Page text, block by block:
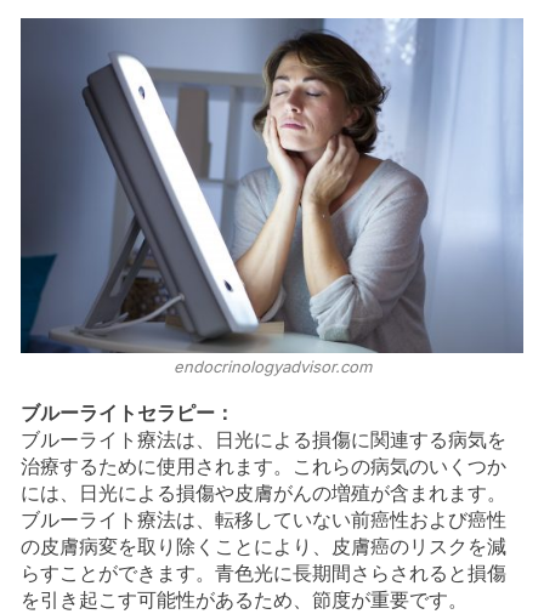
endocrinologyadvisor.com
ブルーライトセラピー：
ブルーライト療法は、日光による損傷に関連する病気を
治療するために使用されます。これらの病気のいくつか
には、日光による損傷や皮膚がんの増殖が含まれます。
ブルーライト療法は、転移していない前癌性および癌性
の皮膚病変を取り除くことにより、皮膚癌のリスクを減
らすことができます。青色光に長期間さらされると損傷
を引き起こす可能性があるため、節度が重要です。